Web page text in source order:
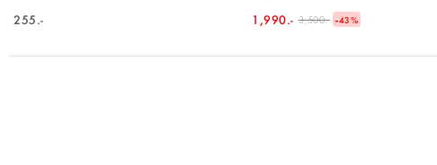
255.- 1,990.- 3,500.- -43%